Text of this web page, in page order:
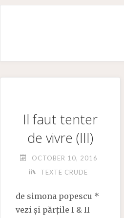
Skip
Il faut tenter
de vivre (III)
OCTOBER 10, 2016
TEXTE CRUDE
de simona popescu *
vezi și părțile I & II